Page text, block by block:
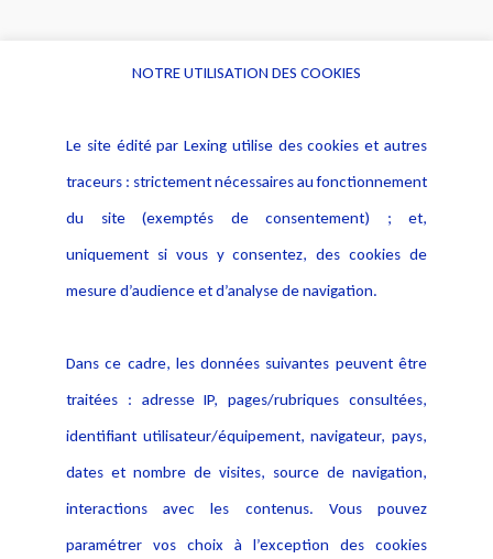
Alerte professionnelle
Déclaration d'accessibilité
Notice Légale
Politique de protection des
données
Publications
NOTRE UTILISATION DES COOKIES
Le site édité par Lexing utilise des cookies et autres
traceurs : strictement nécessaires au fonctionnement
du site (exemptés de consentement) ; et,
uniquement si vous y consentez, des cookies de
mesure d’audience et d’analyse de navigation.
Dans ce cadre, les données suivantes peuvent être
traitées : adresse IP, pages/rubriques consultées,
identifiant utilisateur/équipement, navigateur, pays,
dates et nombre de visites, source de navigation,
interactions avec les contenus. Vous pouvez
paramétrer vos choix à l’exception des cookies